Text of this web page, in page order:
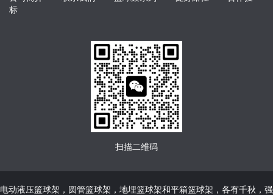
标
扫描二维码
电动液压篮球架 ， 圆管篮球架 ， 地埋篮球架和平箱篮球架 ，各有千秋，强